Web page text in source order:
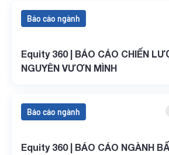
Báo cáo ngành
Equity 360 | BÁO CÁO CHIẾN
NGUYÊN VƯƠN MÌNH
Báo cáo ngành
Equity 360 | BÁO CÁO NGÀNH